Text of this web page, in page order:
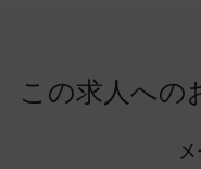
この求人への
メ